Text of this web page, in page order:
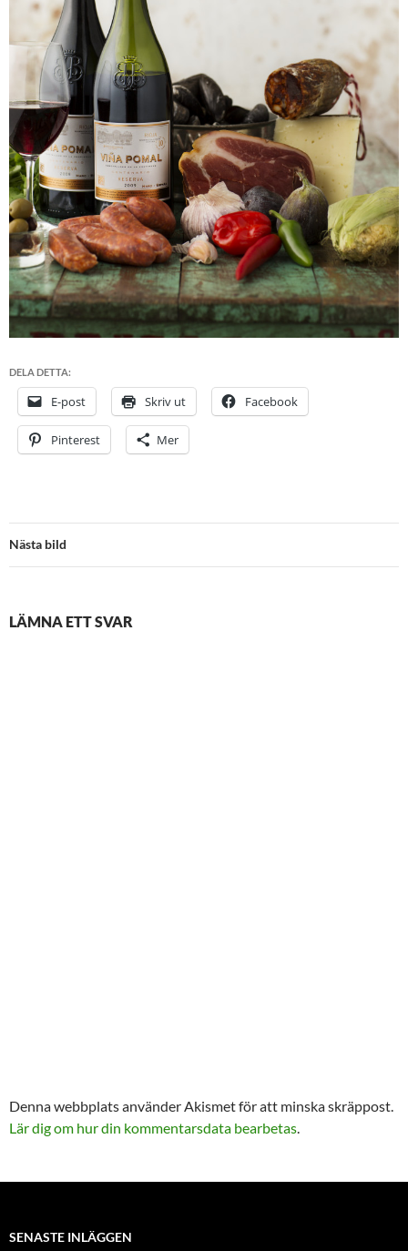
DELA DETTA:
E-post Skriv ut Facebook
Pinterest Mer
Nästa bild
LÄMNA ETT SVAR
Denna webbplats använder Akismet för att minska skräppost.
Lär dig om hur din kommentarsdata bearbetas.
SENASTE INLÄGGEN